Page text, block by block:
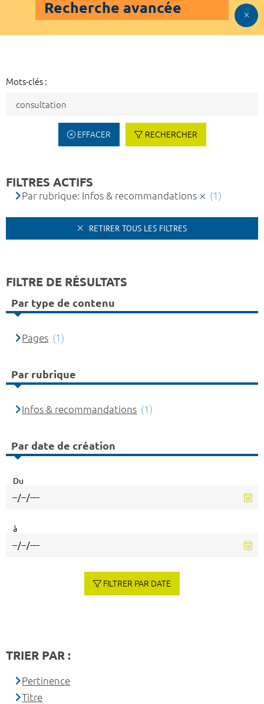
Recherche avancée
Mots-clés :
EFFACER RECHERCHER
FILTRES ACTIFS
Par rubrique: Infos & recommandations (1)
RETIRER TOUS LES FILTRES
FILTRE DE RÉSULTATS
Par type de contenu
Pages (1)
Par rubrique
Infos & recommandations (1)
Par date de création
Du
à
FILTRER PAR DATE
TRIER PAR :
Pertinence
Titre